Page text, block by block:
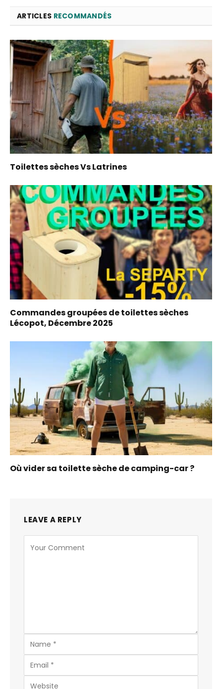
ARTICLES RECOMMANDÉS
Toilettes sèches Vs Latrines
Commandes groupées de toilettes sèches
Lécopot, Décembre 2025
Où vider sa toilette sèche de camping-car ?
LEAVE A REPLY